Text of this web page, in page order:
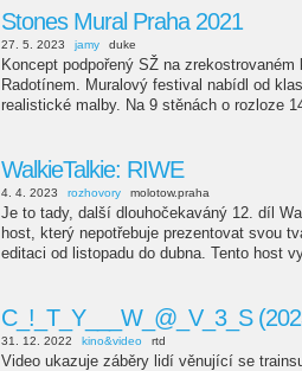
Stones Mural Praha 2021
27. 5. 2023 jamy duke
Koncept podpořený SŽ na
Radotínem. Muralový festival nabídl od
realistické malby. Na 9 stěnách o rozloze
WalkieTalkie: RIWE
4. 4. 2023 rozhovory molotow.praha
Je to tady, další dlouhočekaváný 12. díl
host, který nepotřebuje prezentovat svou
editaci od listopadu do dubna. Tento host
C_!_T_Y___W_@_V_3_S
31. 12. 2022 kino&video rtd
Video ukazuje záběry lidí věnující se